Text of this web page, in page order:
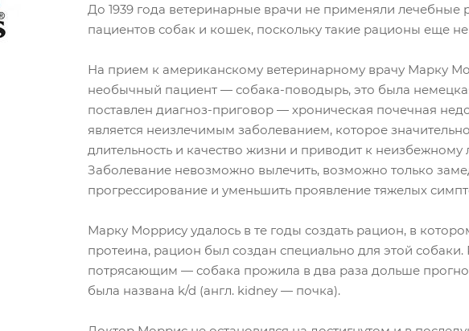
До 1939 года ветеринарные врачи не применяли лечебные
пациентов собак и кошек, поскольку такие рационы еще
На прием к американскому ветеринарному врачу Марку
необычный пациент — собака-поводырь, это была
поставлен диагноз-приговор — хроническая почечная
является неизлечимым заболеванием, которое
длительность и качество жизни и приводит к неизбежному
Заболевание невозможно вылечить, возможно только
прогрессирование и уменьшить проявление тяжелых
Марку Моррису удалось в те годы создать рацион, в
протеина, рацион был создан специально для этой собаки.
потрясающим — собака прожила в два раза дольше
была названа k/d (англ. kidney — почка).